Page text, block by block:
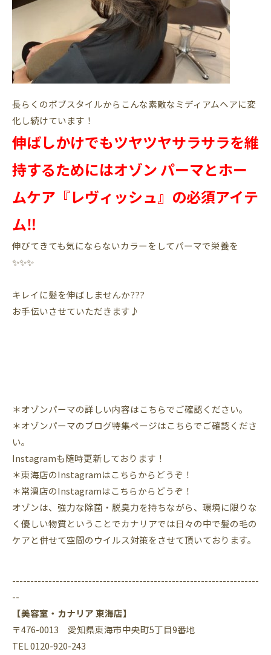
長らくのボブスタイルからこんな素敵なミディアムヘアに変
化し続けています！
伸ばしかけでもツヤツヤサラサラを維
持するためにはオゾン パーマとホー
ムケア『レヴィッシュ』の必須アイテ
ム‼️
伸びてきても気にならないカラーをしてパーマで栄養を
✨✨✨
キレイに髪を伸ばしませんか???
お手伝いさせていただきます♪
＊オゾンパーマの詳しい内容はこちらでご確認ください。
＊オゾンパーマのブログ特集ページはこちらでご確認くださ
い。
Instagramも随時更新しております！
＊東海店のInstagramはこちらからどうぞ！
＊常滑店のInstagramはこちらからどうぞ！
オゾンは、強力な除菌・脱臭力を持ちながら、環境に限りな
く優しい物質ということでカナリアでは日々の中で髪の毛の
ケアと併せて空間のウイルス対策をさせて頂いております。
--------------------------------------------------------------------
--
【美容室・カナリア 東海店】
〒476-0013 愛知県東海市中央町5丁目9番地
TEL 0120-920-243